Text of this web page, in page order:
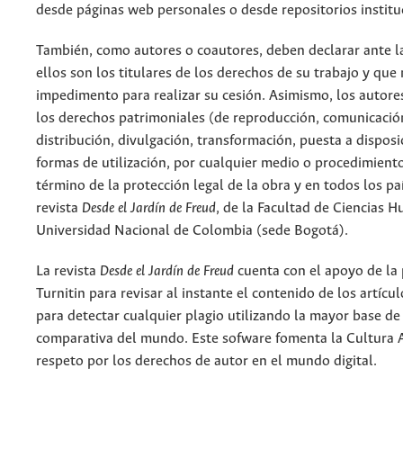
desde páginas web personales o desde repositorios
También, como autores o coautores, deben declarar ante
ellos son los titulares de los derechos de su trabajo y que
impedimento para realizar su cesión. Asimismo, los
los derechos patrimoniales (de reproducción,
distribución, divulgación, transformación, puesta a
formas de utilización, por cualquier medio o
término de la protección legal de la obra y en todos los
revista Desde el Jardín de Freud, de la Facultad de Ciencias
Universidad Nacional de Colombia (sede Bogotá).
La revista Desde el Jardín de Freud cuenta con el apoyo de
Turnitin para revisar al instante el contenido de los
para detectar cualquier plagio utilizando la mayor base
comparativa del mundo. Este sofware fomenta la Cultura
respeto por los derechos de autor en el mundo digital.